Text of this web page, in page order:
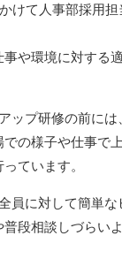
けて人事部採用
や環境に対する
ップ研修の前に
の様子や仕事で
ています。
員に対して簡単
段相談しづらい